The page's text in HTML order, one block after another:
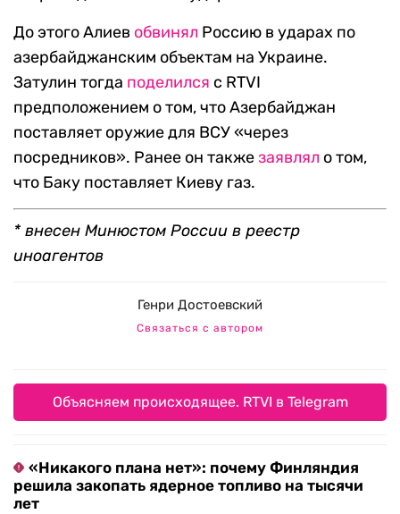
До этого Алиев обвинял Россию в ударах по
азербайджанским объектам на Украине.
Затулин тогда поделился с RTVI
предположением о том, что Азербайджан
поставляет оружие для ВСУ «через
посредников». Ранее он такжезаявлял о том,
что Баку поставляет Киеву газ.
* внесен Минюстом России в реестр
иноагентов
Генри Достоевский
Связаться с автором
Объясняем происходящее. RTVI в Telegram
«Никакого плана нет»: почему Финляндия
решила закопать ядерное топливо на тысячи
лет